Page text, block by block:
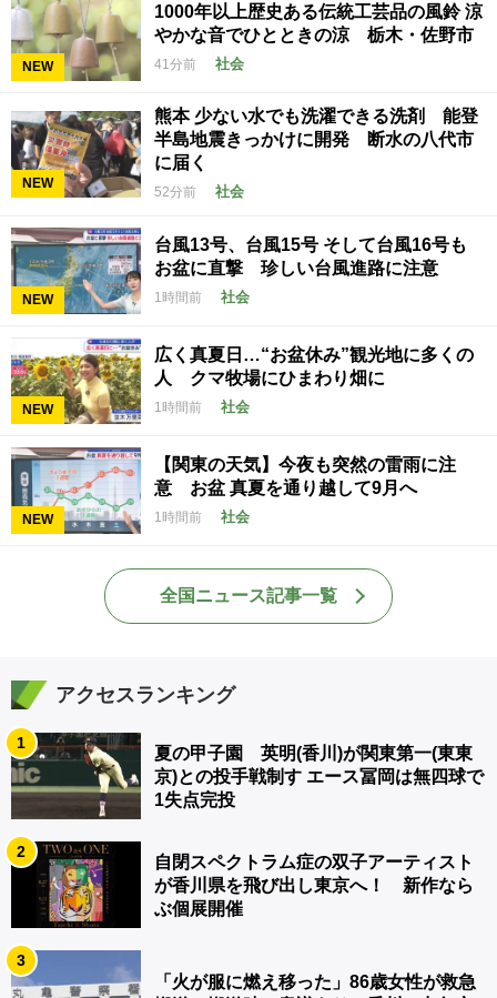
NEW
1000年以上歴史ある伝統工芸品の風鈴 涼
やかな音でひとときの涼 栃木・佐野市
41分前 社会
NEW
熊本 少ない水でも洗濯できる洗剤 能登
半島地震きっかけに開発 断水の八代市
に届く
52分前 社会
NEW
台風13号、台風15号 そして台風16号も
お盆に直撃 珍しい台風進路に注意
1時間前 社会
NEW
広く真夏日…“お盆休み”観光地に多くの
人 クマ牧場にひまわり畑に
1時間前 社会
NEW
【関東の天気】今夜も突然の雷雨に注
意 お盆 真夏を通り越して9月へ
1時間前 社会
全国ニュース記事一覧
アクセスランキング
1
夏の甲子園 英明(香川)が関東第一(東東
京)との投手戦制す エース冨岡は無四球で
1失点完投
2
自閉スペクトラム症の双子アーティスト
が香川県を飛び出し東京へ！ 新作なら
ぶ個展開催
3
「火が服に燃え移った」86歳女性が救急